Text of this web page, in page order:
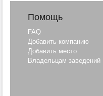
Помощь
FAQ
Добавить компанию
Добавить место
Владельцам заведений